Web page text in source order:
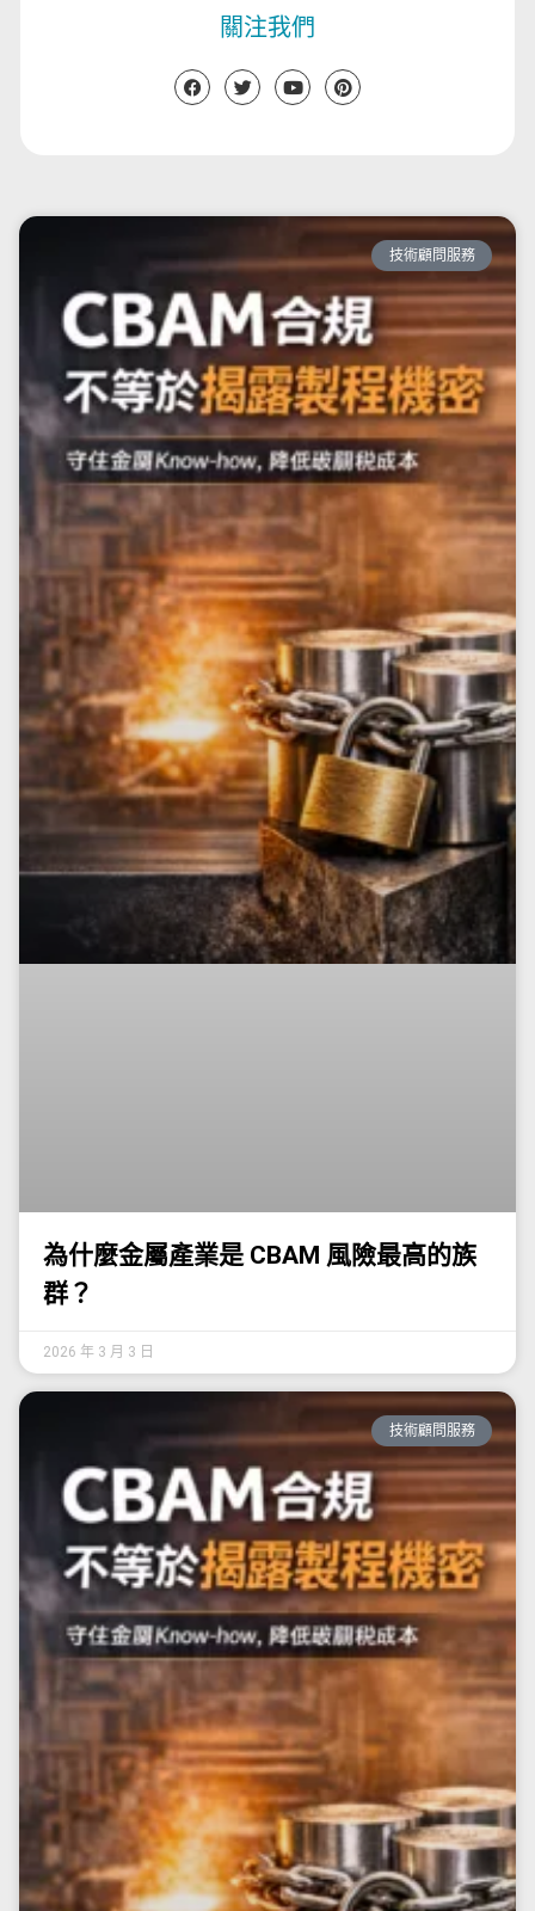
關注我們
技術顧問服務
為什麼金屬產業是 CBAM 風險最高的族
群？
2026 年 3 月 3 日
技術顧問服務